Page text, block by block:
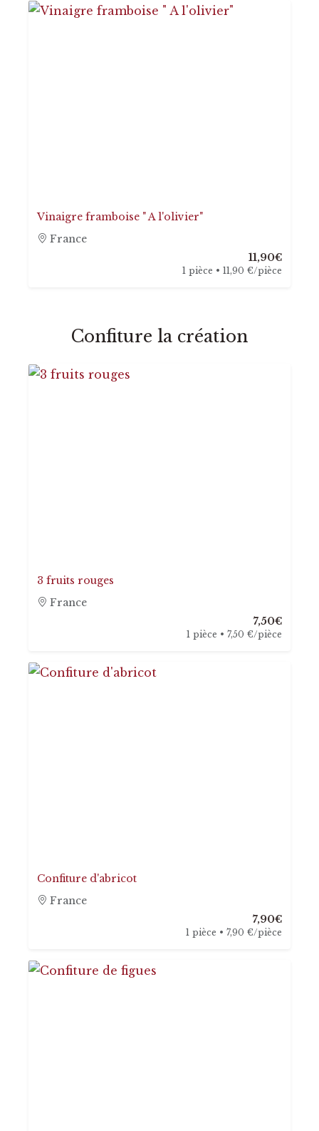
Vinaigre framboise " A l'olivier"
France
11,90€
1 pièce • 11,90 €/pièce
Confiture la création
3 fruits rouges
France
7,50€
1 pièce • 7,50 €/pièce
Confiture d'abricot
France
7,90€
1 pièce • 7,90 €/pièce